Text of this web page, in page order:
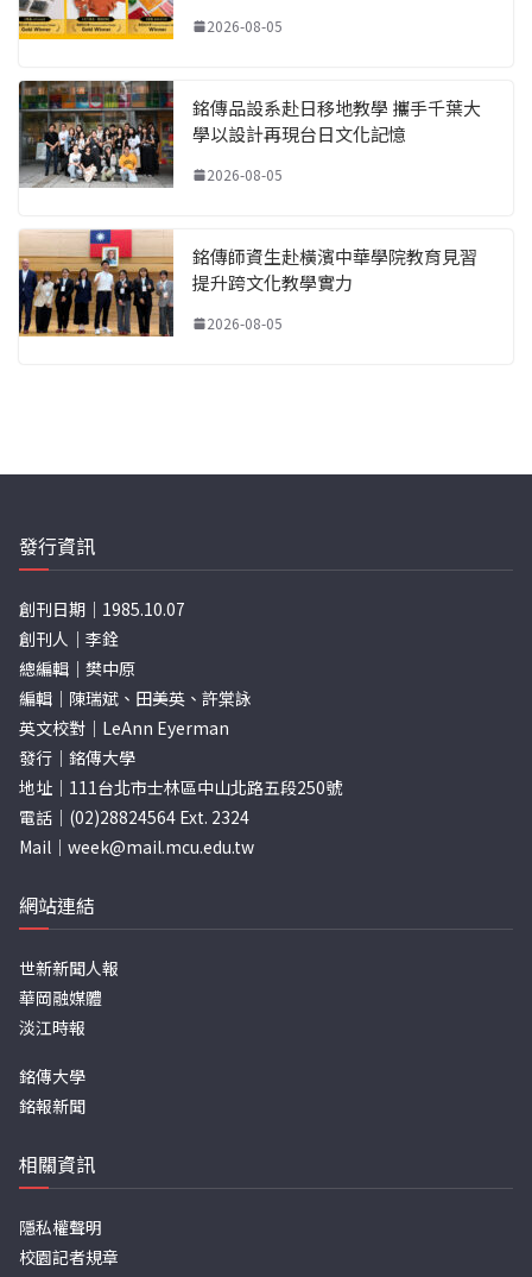
2026-08-05
銘傳品設系赴日移地教學 攜手千葉大
學以設計再現台日文化記憶
2026-08-05
銘傳師資生赴橫濱中華學院教育見習
提升跨文化教學實力
2026-08-05
發行資訊
創刊日期｜1985.10.07
創刊人｜李銓
總編輯｜樊中原
編輯｜陳瑞斌、田美英、許棠詠
英文校對｜LeAnn Eyerman
發行｜銘傳大學
地址｜111台北市士林區中山北路五段250號
電話｜(02)28824564 Ext. 2324
Mail｜ week@mail.mcu.edu.tw
網站連結
世新新聞人報
華岡融媒體
淡江時報
銘傳大學
銘報新聞
相關資訊
隱私權聲明
校園記者規章